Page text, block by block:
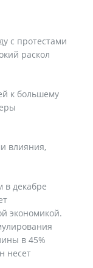
с протестами
раскол
к большему
влияния,
в декабре
экономикой.
в 45%
несет